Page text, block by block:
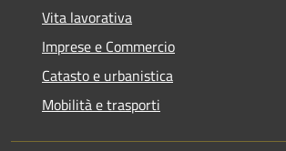
Vita lavorativa
Imprese e Commercio
Catasto e urbanistica
Mobilità e trasporti